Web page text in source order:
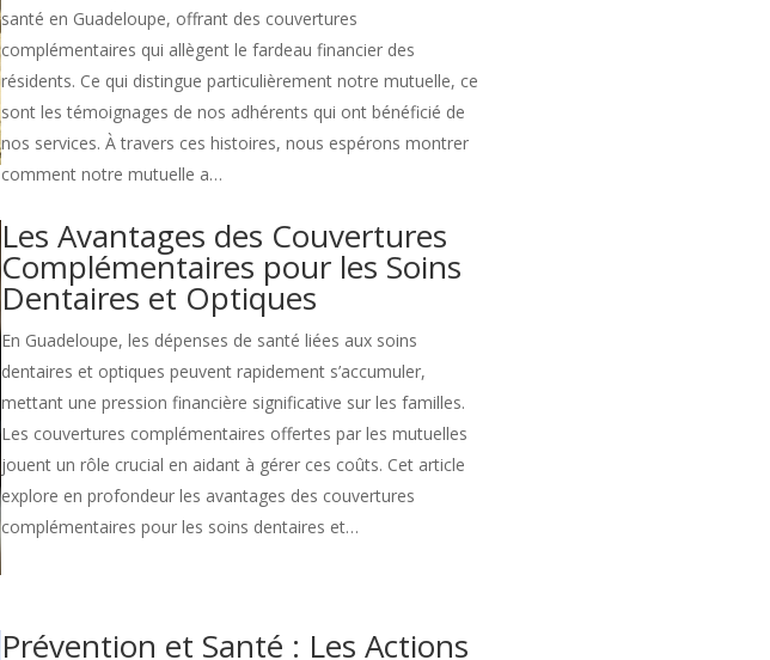
santé en Guadeloupe, offrant des couvertures
complémentaires qui allègent le fardeau financier des
résidents. Ce qui distingue particulièrement notre mutuelle, ce
sont les témoignages de nos adhérents qui ont bénéficié de
nos services. À travers ces histoires, nous espérons montrer
comment notre mutuelle a…
Les Avantages des Couvertures
Complémentaires pour les Soins
Dentaires et Optiques
En Guadeloupe, les dépenses de santé liées aux soins
dentaires et optiques peuvent rapidement s’accumuler,
mettant une pression financière significative sur les familles.
Les couvertures complémentaires offertes par les mutuelles
jouent un rôle crucial en aidant à gérer ces coûts. Cet article
explore en profondeur les avantages des couvertures
complémentaires pour les soins dentaires et…
Prévention et Santé : Les Actions